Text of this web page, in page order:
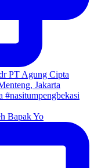
Bapak Yo